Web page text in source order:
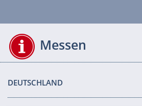
Messen
DEUTSCHLAND